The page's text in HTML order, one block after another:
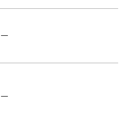
ー
ー